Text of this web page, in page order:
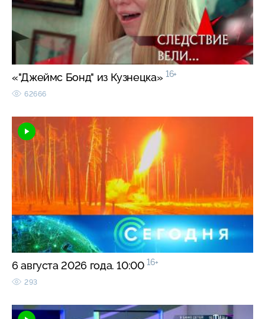
«"Джеймс Бонд" из Кузнецка» 16+
62666
6 августа 2026 года. 10:00 16+
293